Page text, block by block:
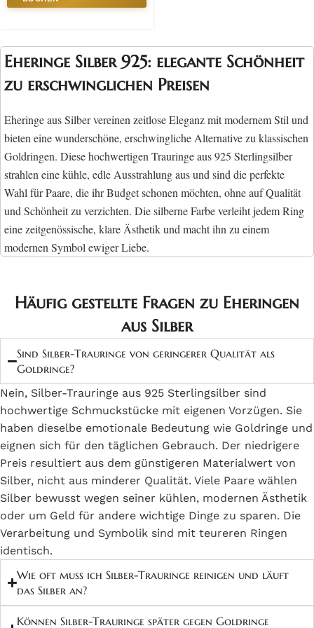
Eheringe Silber 925: elegante Schönheit
zu erschwinglichen Preisen
Eheringe aus Silber vereinen zeitlose Eleganz mit modernem Stil und
bieten eine wunderschöne, erschwingliche Alternative zu klassischen
Goldringen. Diese hochwertigen Trauringe aus 925 Sterlingsilber
strahlen eine kühle, edle Ausstrahlung aus und sind die perfekte
Wahl für Paare, die ihr Budget schonen möchten, ohne auf Qualität
und Schönheit zu verzichten. Die silberne Farbe verleiht jedem Ring
eine zeitgenössische, klare Ästhetik und macht ihn zu einem
modernen Symbol ewiger Liebe.
besonders?
Trauringe aus 925 Silber bestehen aus der höchsten Qualitätsstufe für
Schmucksilber und garantieren optimale Eigenschaften für den
täglichen Gebrauch. Die Bezeichnung "925" bedeutet, dass das
Silber zu92,5 %aus reinem Silber besteht, während 7,5 %
Metalle (meist Kupfer) beigemischt werden, um die nötige Härte und
Haltbarkeit zu gewährleisten. Reines Silber wäre für Alltagsschmuck
zu weich, aber die 925er Legierung schafft die perfekte Balance
zwischen Schönheit und Robustheit.
Diese Standardlegierung wird international als "Sterlingsilber"
bezeichnet und gilt als Qualitätsgarantie für hochwertigen
Silberschmuck. Die Punzierung "925" ist auf jedem Ring sichtbar
und bestätigt die Echtheit des Materials. Sterlingsilber zeigt eine
brillante, weiße Farbe, die mit Platin oder Weißgold vergleichbar ist,
aber zu einem Bruchteil des Preises erhältlich ist.
Die natürliche Schönheit des Silbers kommt besonders bei polierten
Häufig gestellte Fragen zu Eheringen
aus Silber
Sind Silber-Trauringe von geringerer Qualität als
Goldringe?
Nein, Silber-Trauringe aus 925 Sterlingsilber sind
hochwertige Schmuckstücke mit eigenen Vorzügen. Sie
haben dieselbe emotionale Bedeutung wie Goldringe und
eignen sich für den täglichen Gebrauch. Der niedrigere
Preis resultiert aus dem günstigeren Materialwert von
Silber, nicht aus minderer Qualität. Viele Paare wählen
Silber bewusst wegen seiner kühlen, modernen Ästhetik
oder um Geld für andere wichtige Dinge zu sparen. Die
Verarbeitung und Symbolik sind mit teureren Ringen
identisch.
Wie oft muss ich Silber-Trauringe reinigen und läuft
das Silber an?
Können Silber-Trauringe später gegen Goldringe